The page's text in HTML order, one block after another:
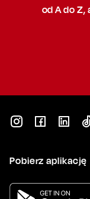
od A do Z,
Pobierz aplikację